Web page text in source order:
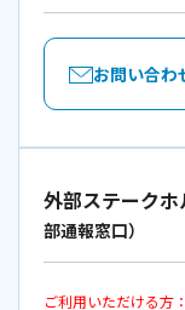
お問い合わ
外部ステーク
部通報窓口）
ご利用いただける方